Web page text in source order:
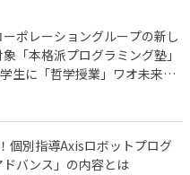
ーポレーショングループの新し
「本格派プログラミング塾」
生に「哲学授業」ワオ未来塾
個別指導Axisロボットプログ
バンス」の内容とは